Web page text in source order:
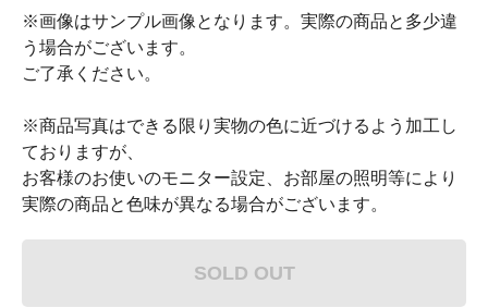
※画像はサンプル画像となります。実際の商品と多少違
う場合がございます。
ご了承ください。
※商品写真はできる限り実物の色に近づけるよう加工し
ておりますが、
お客様のお使いのモニター設定、お部屋の照明等により
実際の商品と色味が異なる場合がございます。
SOLD OUT